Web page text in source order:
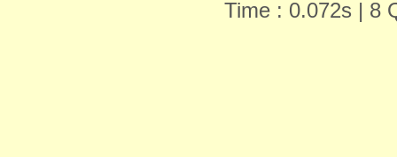
Time : 0.072s | 8